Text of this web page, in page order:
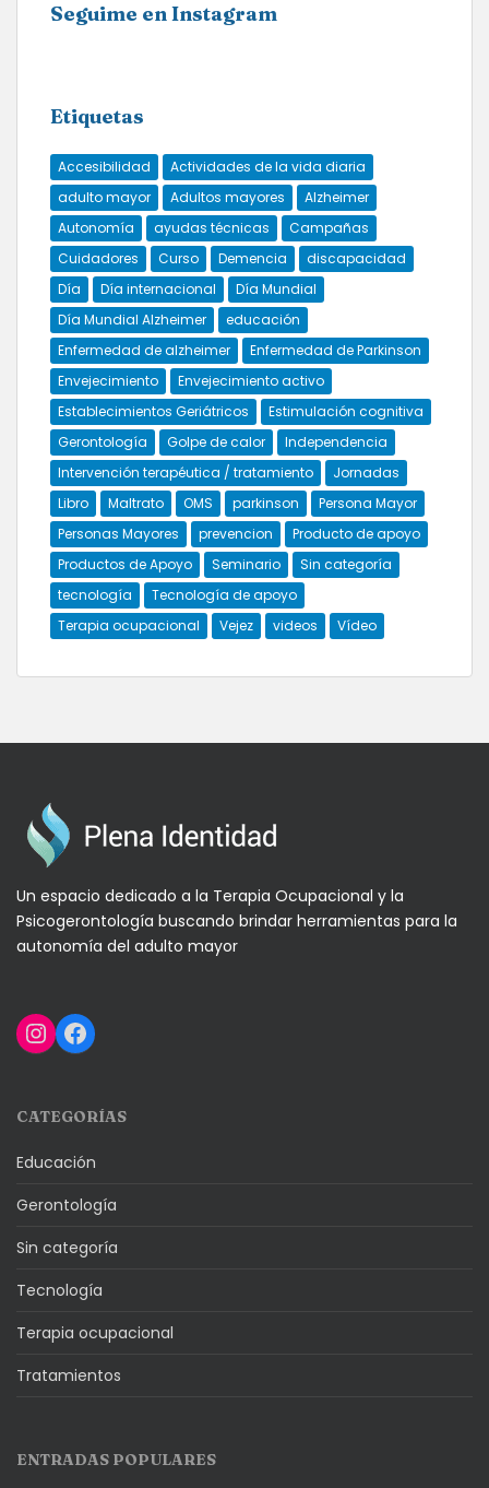
Seguime en Instagram
Etiquetas
Accesibilidad
Actividades de la vida diaria
adulto mayor
Adultos mayores
Alzheimer
Autonomía
ayudas técnicas
Campañas
Cuidadores
Curso Demencia
discapacidad
Día
Día internacional
Día Mundial
Día Mundial Alzheimer
educación
Enfermedad de alzheimer
Enfermedad de Parkinson
Envejecimiento
Envejecimiento activo
Establecimientos Geriátricos
Estimulación cognitiva
Gerontología
Golpe de calor
Independencia
Intervención terapéutica / tratamiento
Jornadas
Libro
Maltrato OMS parkinson
Persona Mayor
Personas Mayores
prevencion
Producto de apoyo
Productos de Apoyo
Seminario
Sin categoría
tecnología
Tecnología de apoyo
Terapia ocupacional
Vejez videos Vídeo
Un espacio dedicado a la Terapia Ocupacional y la
Psicogerontología buscando brindar herramientas para la
autonomía del adulto mayor
Instagram
Facebook
CATEGORÍAS
Educación
Gerontología
Sin categoría
Tecnología
Terapia ocupacional
Tratamientos
ENTRADAS POPULARES